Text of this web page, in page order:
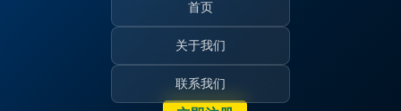
首页
关于我们
联系我们